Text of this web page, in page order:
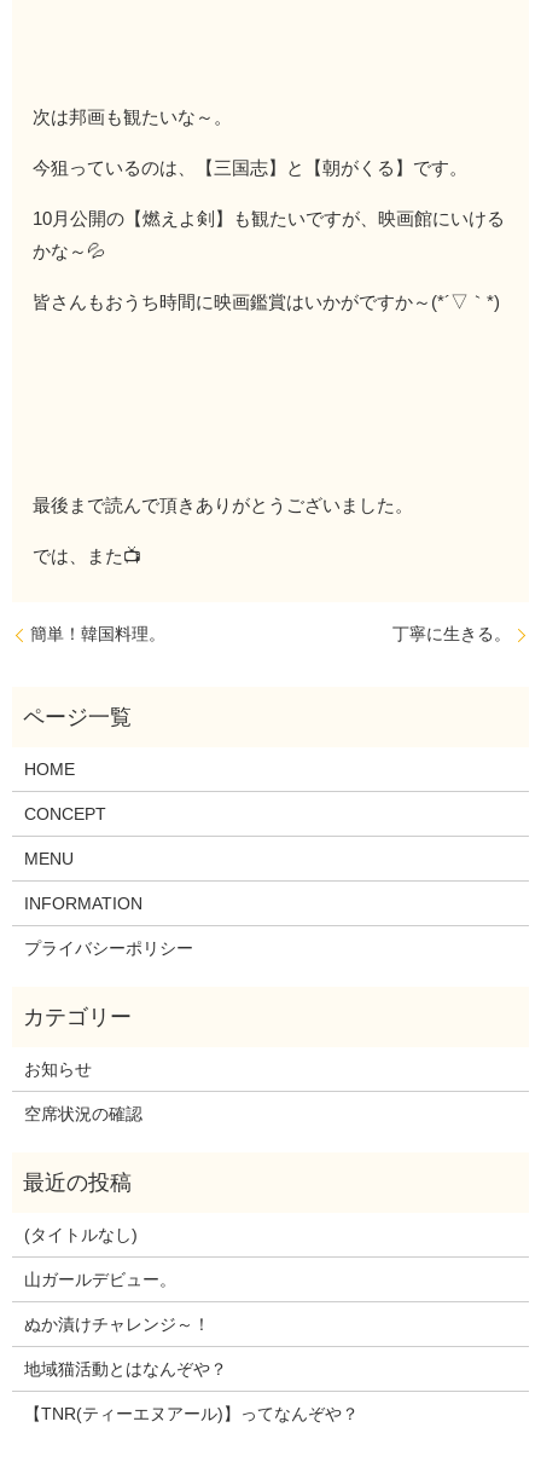
次は邦画も観たいな～。
今狙っているのは、【三国志】と【朝がくる】です。
10月公開の【燃えよ剣】も観たいですが、映画館にいける
かな～💦
皆さんもおうち時間に映画鑑賞はいかがですか～(*´▽｀*)
最後まで読んで頂きありがとうございました。
では、また📺
簡単！韓国料理。 丁寧に生きる。
HOME
CONCEPT
MENU
INFORMATION
プライバシーポリシー
お知らせ
空席状況の確認
(タイトルなし)
山ガールデビュー。
ぬか漬けチャレンジ～！
地域猫活動とはなんぞや？
【TNR(ティーエヌアール)】ってなんぞや？